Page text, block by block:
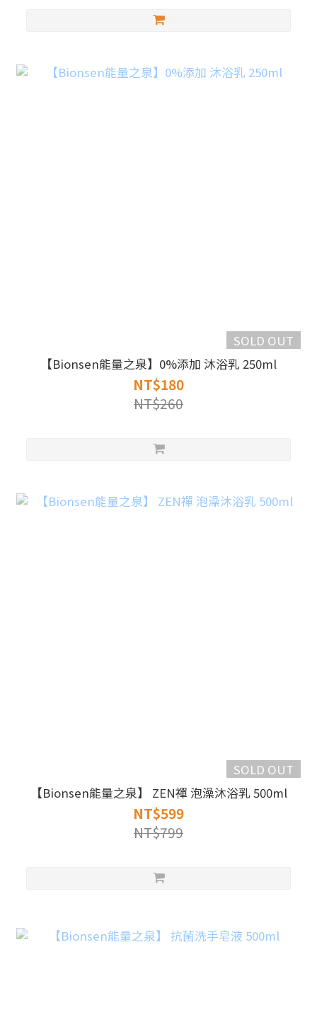
SOLD OUT
【Bionsen能量之泉】0%添加 沐浴乳 250ml
NT$180
NT$260
SOLD OUT
【Bionsen能量之泉】 ZEN禪 泡澡沐浴乳 500ml
NT$599
NT$799